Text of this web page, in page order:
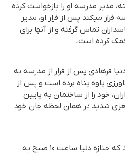
مدیر مدرسە او را بازخواست کردە
فرار میکند پس از فرار او، مدیر
تماس گرفته و از آنها برای
کمک کرده است.
فرهادی پس از فرار از مدرسە بە
پاوە پناه بردە است و پس از
خود را از ساختمان به پایین
مغزی شدید در همان لحظه جان خود
منابع هەنگاو تأیید کرده‌اند که جنازه دنیا ساعت ۱۰ صبح به